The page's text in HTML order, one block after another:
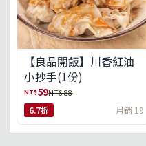
【良品開飯】川香紅油
小抄手(1份)
NT$59NT$ 88
6.7折 月銷 19